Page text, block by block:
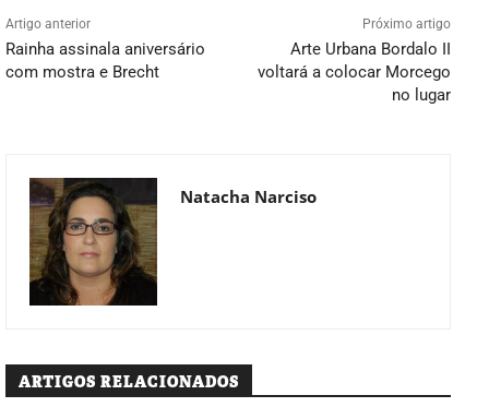
Artigo anterior
Rainha assinala aniversário
com mostra e Brecht
Próximo artigo
Arte Urbana Bordalo II
voltará a colocar Morcego
no lugar
Natacha Narciso
ARTIGOS RELACIONADOS